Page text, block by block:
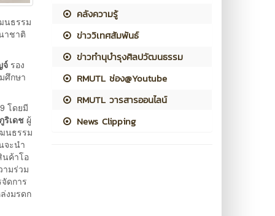
นธรรม
าชาติ
จ์ รอง
ศึกษา
โดยมี
ริเดช ผู้
นธรรม
จะนำ
นค้าโอ
มร่วม
ดการ
งมรดก
คลังความรู้
ข่าววิเทศสัมพันธ์
ข่าวทำนุบำรุงศิลปวัฒนธรรม
RMUTL ช่อง@Youtube
RMUTL วารสารออนไลน์
News Clipping